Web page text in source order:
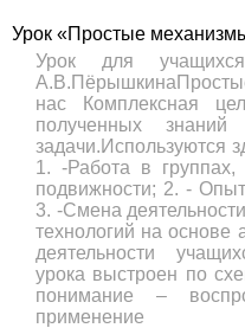
Урок «Простые
Урок для
нас Комплексная
полученных
задачи.Используются
1. -Работа в группах,
подвижности; 2. -
3. -Смена
технологий на основе
деятельности
урока выстроен по
понимание –
применение